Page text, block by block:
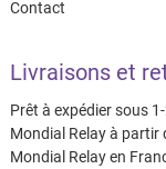
Contact
Livraisons et
Prêt à expédier sous
Mondial Relay à
Mondial Relay en